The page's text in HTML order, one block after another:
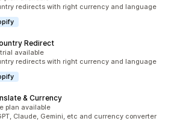
redirects with right currency and language
Redirect
available
redirects with right currency and language
& Currency
plan available
Claude, Gemini, etc and currency converter